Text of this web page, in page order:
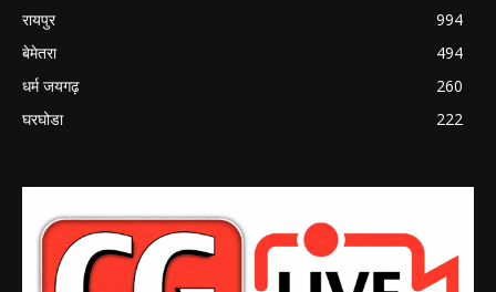
रायपुर
994
बेमेतरा
494
धर्म जयगढ़
260
घरघोडा
222